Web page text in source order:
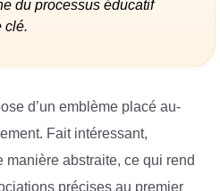
du processus éducatif
clé.
d’un emblème placé au-
Fait intéressant,
manière abstraite, ce qui rend
précises au premier